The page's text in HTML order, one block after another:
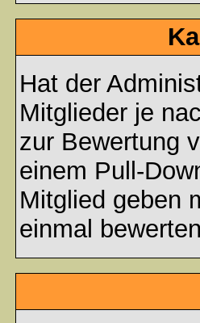
Hat der
Mitglieder je
zur Bewertung
einem Pull-
Mitglied geben
einmal